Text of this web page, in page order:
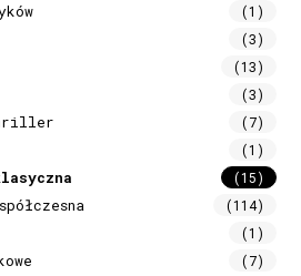
(1)
(3)
(13)
(3)
(7)
(1)
(15)
(114)
(1)
(7)